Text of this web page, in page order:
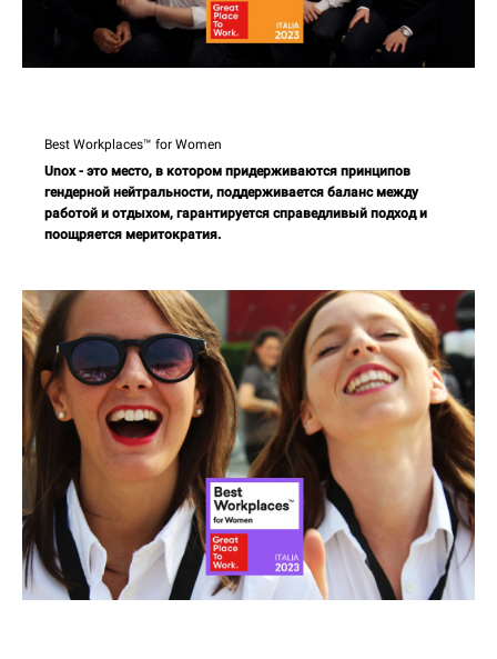
Best Workplaces™ for Women
Unox - это место, в котором придерживаются принципов
гендерной нейтральности, поддерживается баланс между
работой и отдыхом, гарантируется справедливый подход и
поощряется меритократия.